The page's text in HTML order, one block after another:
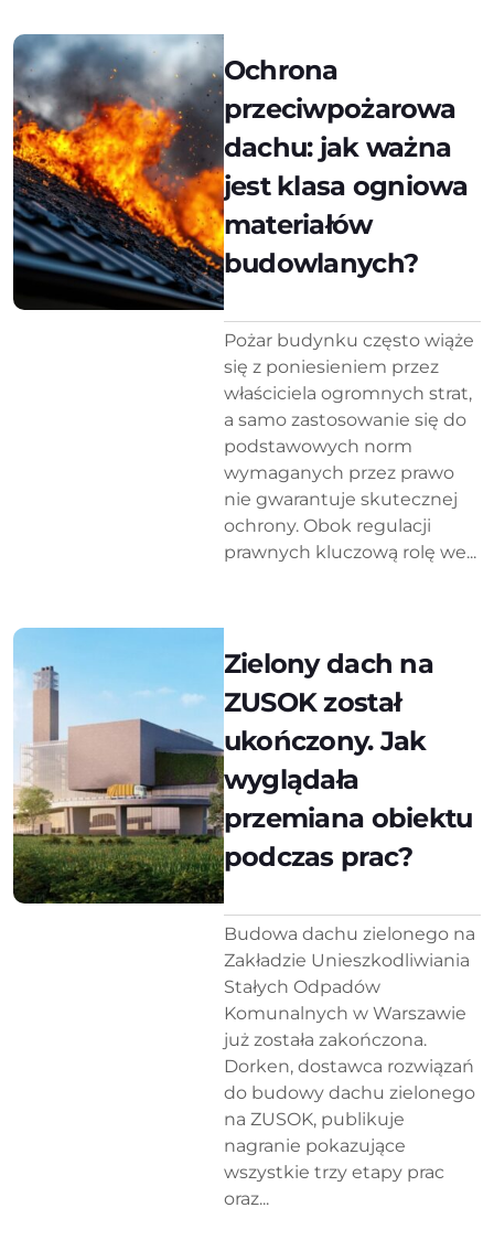
Ochrona
przeciwpożarowa
dachu: jak ważna
jest klasa ogniowa
materiałów
budowlanych?
Pożar budynku często wiąże
się z poniesieniem przez
właściciela ogromnych strat,
a samo zastosowanie się do
podstawowych norm
wymaganych przez prawo
nie gwarantuje skutecznej
ochrony. Obok regulacji
prawnych kluczową rolę we...
Zielony dach na
ZUSOK został
ukończony. Jak
wyglądała
przemiana obiektu
podczas prac?
Budowa dachu zielonego na
Zakładzie Unieszkodliwiania
Stałych Odpadów
Komunalnych w Warszawie
już została zakończona.
Dorken, dostawca rozwiązań
do budowy dachu zielonego
na ZUSOK, publikuje
nagranie pokazujące
wszystkie trzy etapy prac
oraz...